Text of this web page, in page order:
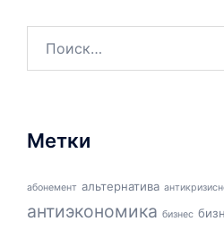
Метки
абонемент альтернатива
антиэкономика бизнес